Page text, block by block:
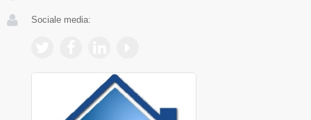
Sociale media: